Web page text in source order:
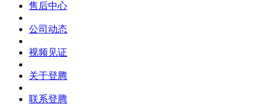
售后中心
公司动态
视频见证
关于登腾
联系登腾